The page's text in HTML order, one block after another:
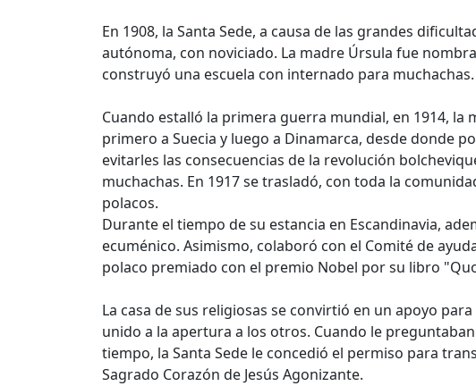
En 1908, la Santa Sede, a causa de las grandes
autónoma, con noviciado. La madre Úrsula fue
construyó una escuela con internado para muchachas.
Cuando estalló la primera guerra mundial, en 1914, la
primero a Suecia y luego a Dinamarca, desde donde
evitarles las consecuencias de la revolución
muchachas. En 1917 se trasladó, con toda la
polacos.
Durante el tiempo de su estancia en Escandinavia,
ecuménico. Asimismo, colaboró con el Comité de
polaco premiado con el premio Nobel por su libro
La casa de sus religiosas se convirtió en un apoyo
unido a la apertura a los otros. Cuando le
tiempo, la Santa Sede le concedió el permiso para
Sagrado Corazón de Jesús Agonizante.